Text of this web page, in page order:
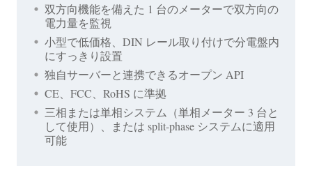
双方向機能を備えた 1 台のメーターで双方向の
電力量を監視
小型で低価格、DIN レール取り付けで分電盤内
にすっきり設置
独自サーバーと連携できるオープン API
CE、FCC、RoHS に準拠
三相または単相システム（単相メーター 3 台と
して使用）、または split-phase システムに適用
可能